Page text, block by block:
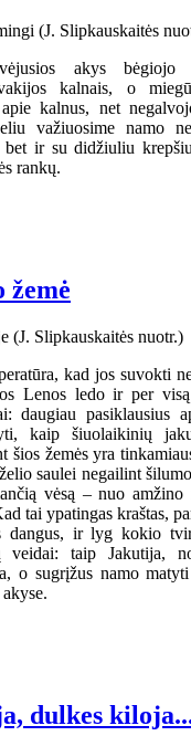
akys bėgiojo
kalnais, o
kalnus, net
važiuosime namo
bet ir su didžiuliu
rankų.
žemė
kad jos suvokti
Lenos ledo ir per
daugiau pasiklausius
kaip šiuolaikinių
šios žemės yra
saulei negailint
vėsą – nuo
tai ypatingas kraštas,
dangus, ir lyg kokio
veidai: taip Jakutija,
o sugrįžus namo
dulkes